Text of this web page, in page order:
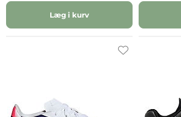
Læg i kurv